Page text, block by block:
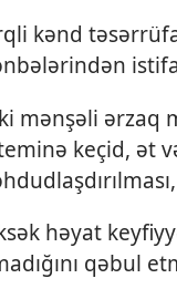
kənd
mənşəli ərzaq
keçid, ət
həyat
qəbul